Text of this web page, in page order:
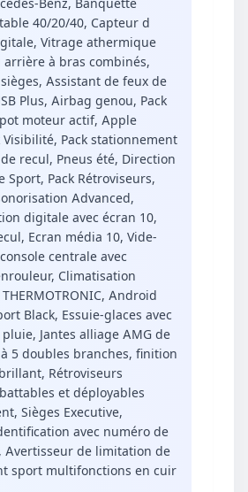
Benz, Banquette
40/20/40, Capteur d
Vitrage athermique
arrière à bras combinés,
Assistant de feux de
Plus, Airbag genou, Pack
moteur actif, Apple
Visibilité, Pack stationnement
recul, Pneus été, Direction
Sport, Pack Rétroviseurs,
Advanced,
digitale avec écran 10,
Ecran média 10, Vide-
centrale avec
Climatisation
Android
Black, Essuie-glaces avec
Jantes alliage AMG de
à 5 doubles branches, finition
Rétroviseurs
et déployables
Sièges Executive,
avec numéro de
Avertisseur de limitation de
sport multifonctions en cuir